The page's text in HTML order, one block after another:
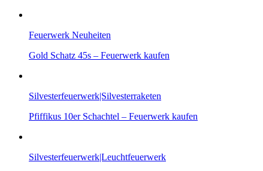
Feuerwerk Neuheiten
Gold Schatz 45s – Feuerwerk kaufen
Silvesterfeuerwerk|Silvesterraketen
Pfiffikus 10er Schachtel – Feuerwerk kaufen
Silvesterfeuerwerk|Leuchtfeuerwerk